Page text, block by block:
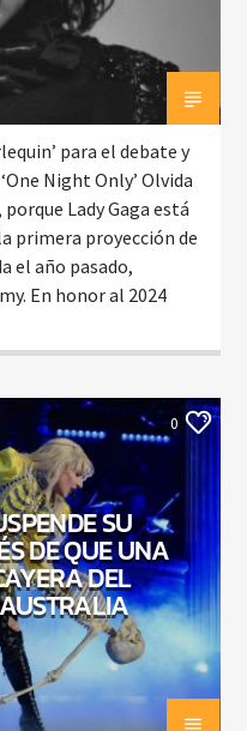
para el debate y
Night Only’ Olvida
Lady Gaga está
primera proyección de
el año pasado,
En honor al 2024
0
SU
DE QUE UNA
DEL